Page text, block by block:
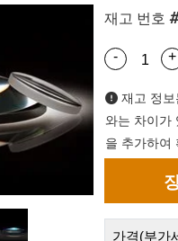
재고 번호
Quantity
- +
재고 정
와는 차이가
을 추가하여
가격(부가